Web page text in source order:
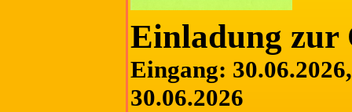
Einladung zur
Eingang:
30.06.2026